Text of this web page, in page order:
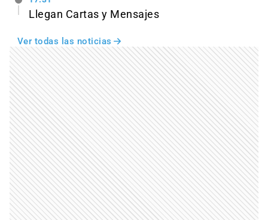
Llegan Cartas y Mensajes
Ver todas las noticias